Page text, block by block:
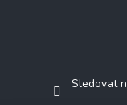
Sledovat